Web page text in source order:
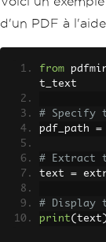
d'un PDF à
from
t_text
# Specify
pdf_path =
# Extract
text =
# Display
print( text